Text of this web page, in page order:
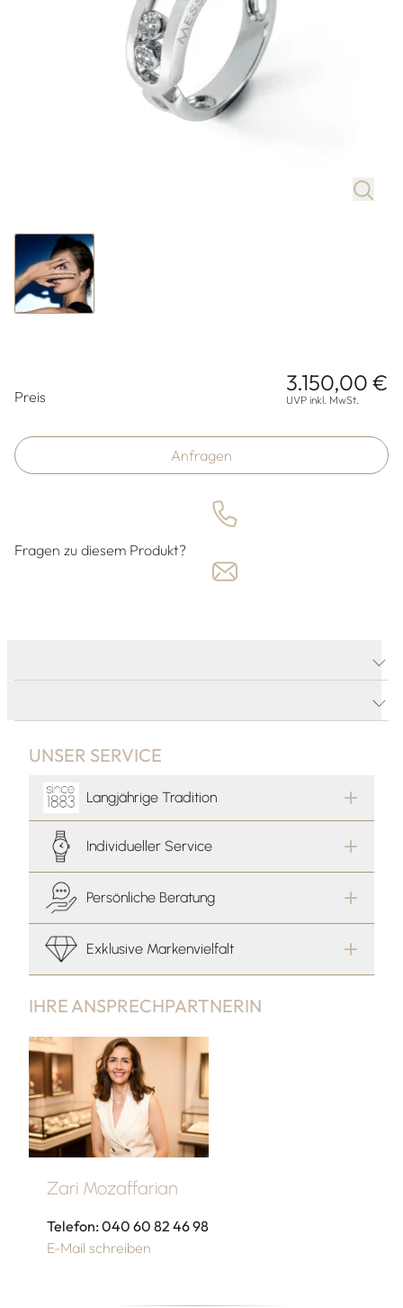
Preis
3.150,00 €
UVP inkl. MwSt.
Anfragen
Fragen zu diesem Produkt?
IHRE ANSPRECHPARTNERIN
Zari Mozaffarian
Telefon: 040 60 82 46 98
E-Mail schreiben
UNSER SERVICE
Langjährige Tradition
Individueller Service
Persönliche Beratung
Exklusive Markenvielfalt